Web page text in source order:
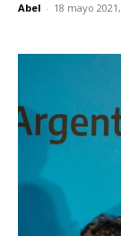
Abel - 18 mayo